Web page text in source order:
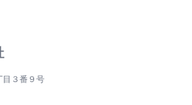
目３番９号